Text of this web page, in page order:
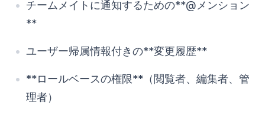
チームメイトに通知するための**@メンション
**
ユーザー帰属情報付きの**変更履歴**
**ロールベースの権限**（閲覧者、編集者、管
理者）